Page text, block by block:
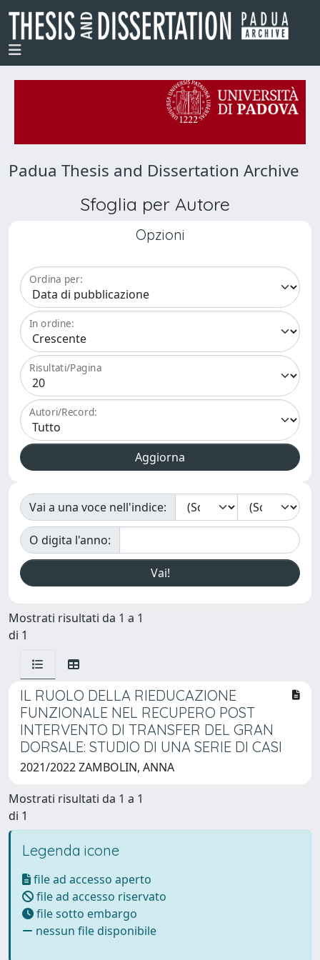
Padua Thesis and Dissertation Archive
Sfoglia per Autore
Opzioni
Ordina per:
In ordine:
Risultati/Pagina
Autori/Record:
Vai a una voce nell'indice:
O digita l'anno:
Mostrati risultati da 1 a 1
di 1
IL RUOLO DELLA RIEDUCAZIONE
FUNZIONALE NEL RECUPERO POST
INTERVENTO DI TRANSFER DEL GRAN
DORSALE: STUDIO DI UNA SERIE DI CASI
2021/2022 ZAMBOLIN, ANNA
Mostrati risultati da 1 a 1
di 1
Legenda icone
file ad accesso aperto
file ad accesso riservato
file sotto embargo
nessun file disponibile